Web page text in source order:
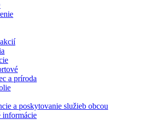
a príroda
a poskytovanie služieb obcou
informácie